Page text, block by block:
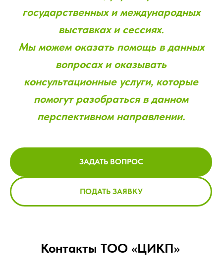
государственных и международных
выставках и сессиях.
Мы можем оказать помощь в данных
вопросах и оказывать
консультационные услуги, которые
помогут разобраться в данном
перспективном направлении.
ЗАДАТЬ ВОПРОС
ПОДАТЬ ЗАЯВКУ
Контакты ТОО «ЦИКП»